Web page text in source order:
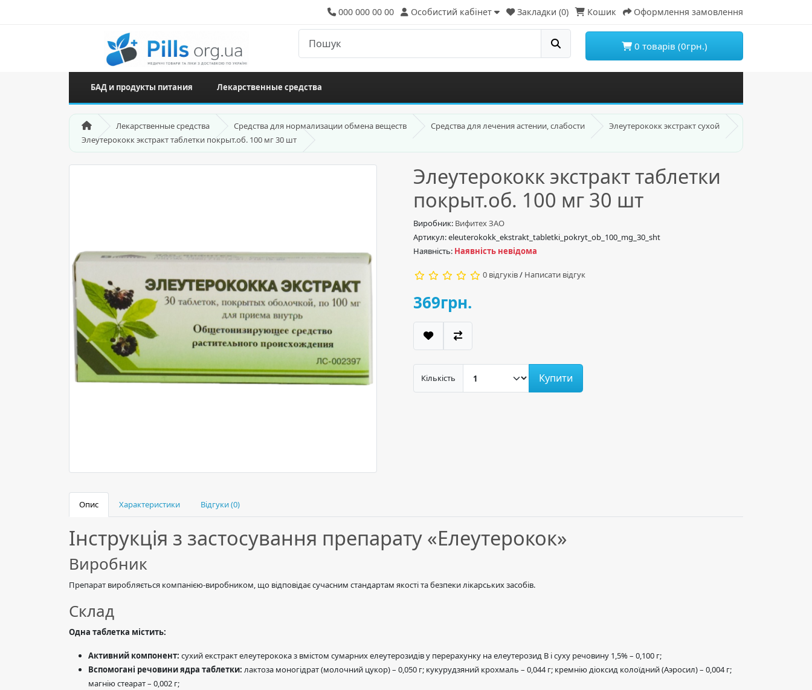
000 000 00 00 Особистий кабінет Закладки (0) Кошик Оформлення замовлення
0 товарів (0грн.)
БАД и продукты питания Лекарственные средства
Лекарственные средства Средства для нормализации обмена веществ Средства для лечения астении, слабости
Элеутерококк экстракт сухой
Элеутерококк экстракт таблетки покрыт.об. 100 мг 30 шт
Элеутерококк экстракт таблетки
покрыт.об. 100 мг 30 шт
Виробник: Вифитех ЗАО
Артикул: eleuterokokk_ekstrakt_tabletki_pokryt_ob_100_mg_30_sht
Наявність: Наявність невідома
0 відгуків/ Написати відгук
369грн.
Кількість Купити
Опис Характеристики Відгуки (0)
Інструкція з застосування препарату «Елеутерокок»
Виробник
Препарат виробляється компанією-виробником, що відповідає сучасним стандартам якості та безпеки лікарських засобів.
Склад
Одна таблетка містить:
Активний компонент: сухий екстракт елеутерокока з вмістом сумарних елеутерозидів у перерахунку на елеутерозид В і суху речовину 1,5% – 0,100 г;
Вспомогані речовини ядра таблетки: лактоза моногідрат (молочний цукор) – 0,050 г; кукурудзяний крохмаль – 0,044 г; кремнію діоксид колоїдний (Аэросил) – 0,004 г;
магнію стеарат – 0,002 г;